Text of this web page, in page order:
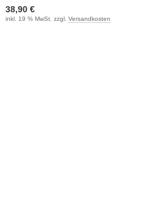
38,90 €
inkl. 19 % MwSt. zzgl. Versandkosten